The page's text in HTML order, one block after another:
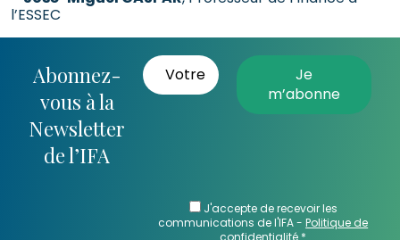
l’ESSEC
Abonnez-
vous à la
Newsletter
de l’IFA
J'accepte de recevoir les
communications de l'IFA -Politique de
confidentialité *